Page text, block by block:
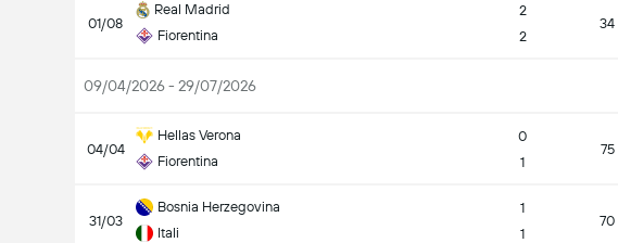
01/08
Real Madrid
Fiorentina
2
2
34
09/04/2026 - 29/07/2026
04/04
Hellas Verona
Fiorentina
0
1
75
31/03
Bosnia Herzegovina
Itali
1
1
70